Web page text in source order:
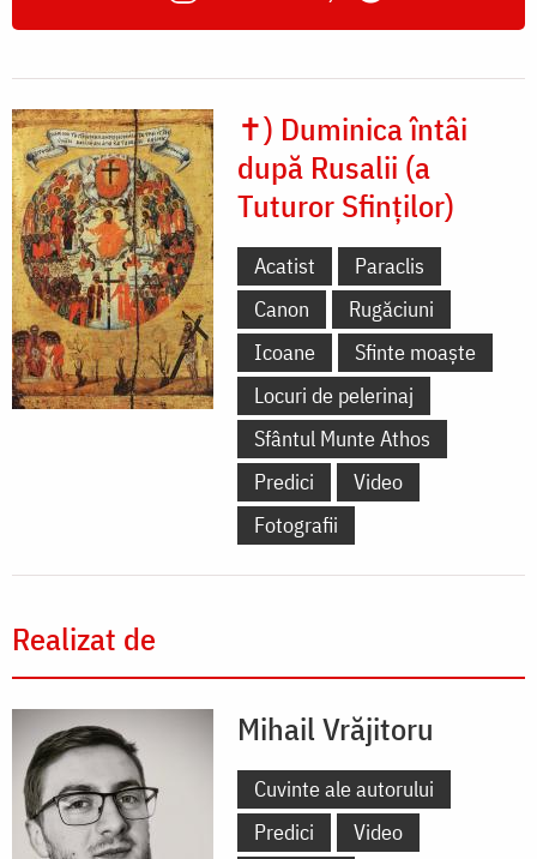
✝) Duminica întâi
după Rusalii (a
Tuturor Sfinților)
Acatist
Paraclis
Canon
Rugăciuni
Icoane
Sfinte moaște
Locuri de pelerinaj
Sfântul Munte Athos
Predici
Video
Fotografii
Realizat de
Mihail Vrăjitoru
Cuvinte ale autorului
Predici
Video